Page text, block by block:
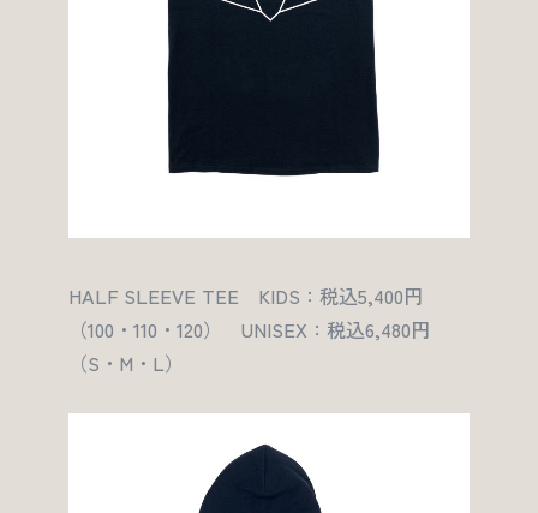
HALF SLEEVE TEE KIDS：税込5,400円
（100・110・120） UNISEX：税込6,480円
（S・M・L）